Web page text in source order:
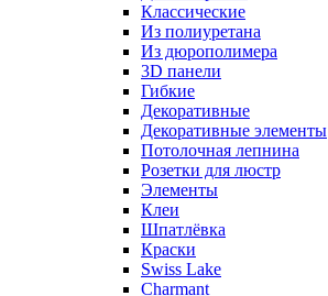
Классические
Из полиуретана
Из дюрополимера
3D панели
Гибкие
Декоративные
Декоративные элементы
Потолочная лепнина
Розетки для люстр
Элементы
Клеи
Шпатлёвка
Краски
Swiss Lake
Charmant